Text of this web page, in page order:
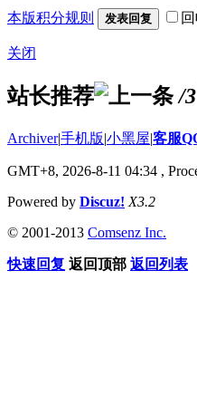
本版积分规则 发表回复
关闭
站长推荐 /3
Archiver|手机版|小黑屋|客服
GMT+8, 2026-8-11 04:34 ,
Powered by Discuz! X3.2
© 2001-2013 Comsenz Inc.
快速回复 返回顶部 返回列表